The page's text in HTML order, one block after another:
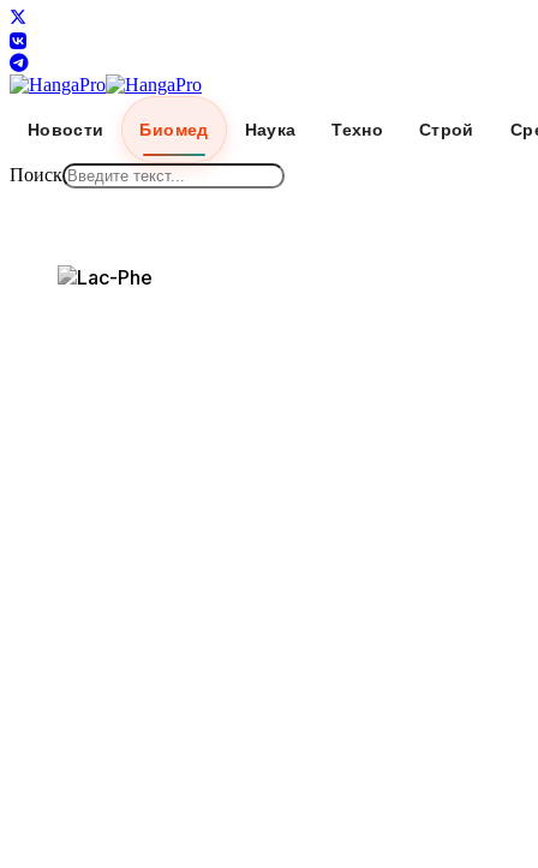
Новости Биомед Наука Техно Строй
Поиск